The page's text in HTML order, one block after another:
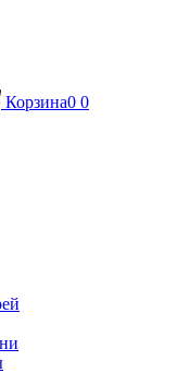
Корзина0 0